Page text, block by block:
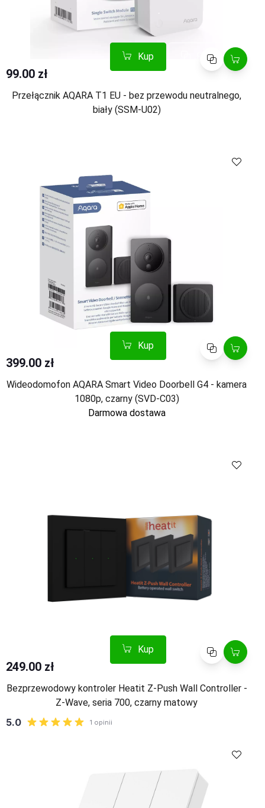
Kup Porównaj
99.00 zł
Przełącznik AQARA T1 EU - bez przewodu neutralnego,
biały (SSM-U02)
Kup Porównaj
399.00 zł
Wideodomofon AQARA Smart Video Doorbell G4 - kamera
1080p, czarny (SVD-C03)
Darmowa dostawa
Kup Porównaj
249.00 zł
Bezprzewodowy kontroler Heatit Z-Push Wall Controller -
Z-Wave, seria 700, czarny matowy